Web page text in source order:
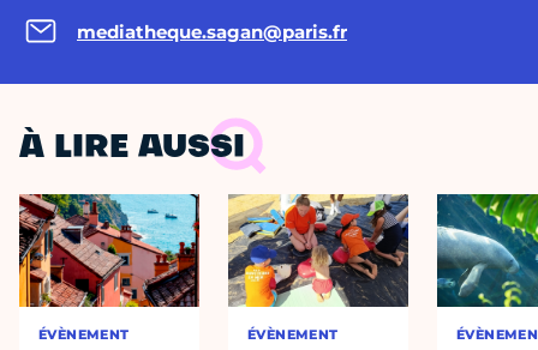
mediatheque.sagan@paris.fr
À LIRE AUSSI
ÉVÈNEMENT ÉVÈNEMENT